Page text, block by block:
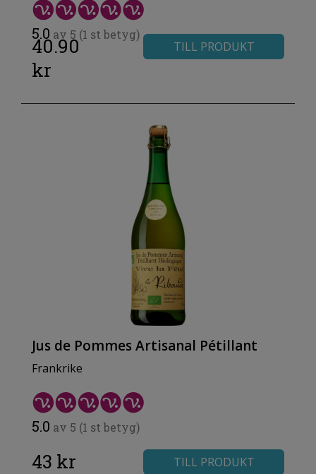
5.0 av 5 (1 st betyg)
40.90
kr
TILL PRODUKT
Jus de Pommes Artisanal Pétillant
Frankrike
5.0 av 5 (1 st betyg)
43 kr TILL PRODUKT